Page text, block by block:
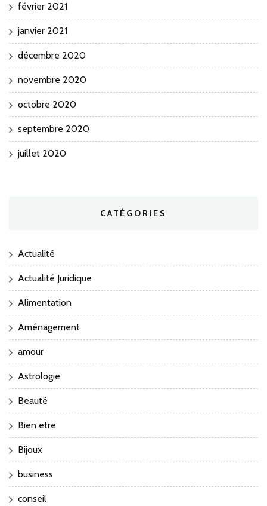
février 2021
janvier 2021
décembre 2020
novembre 2020
octobre 2020
septembre 2020
juillet 2020
CATÉGORIES
Actualité
Actualité Juridique
Alimentation
Aménagement
amour
Astrologie
Beauté
Bien etre
Bijoux
business
conseil